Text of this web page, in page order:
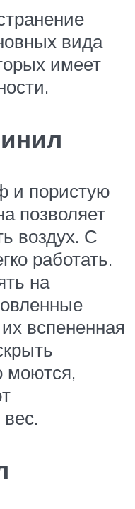
вида
имеет
и пористую
позволяет
воздух. С
работать.
на
вспененная
моются,